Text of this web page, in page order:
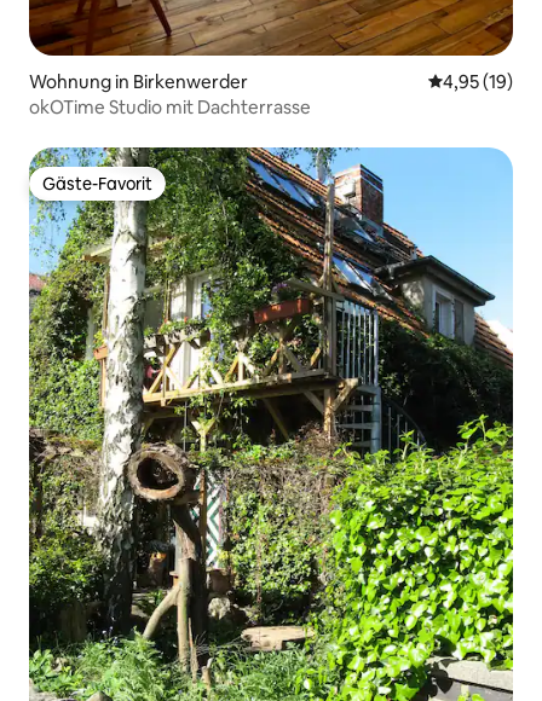
Wohnung in Birkenwerder
4,95 (19)
okOTime Studio mit Dachterrasse
Gäste-Favorit
Gäste-Favorit